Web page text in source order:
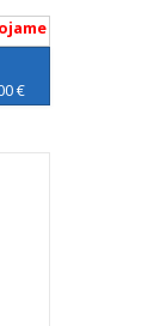
atlikti
€